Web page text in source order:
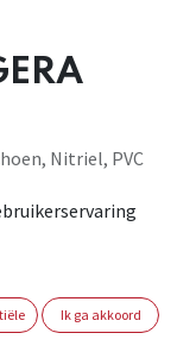
Nitriel, PVC
algemene
4121
verder te
Ik ga akkoord